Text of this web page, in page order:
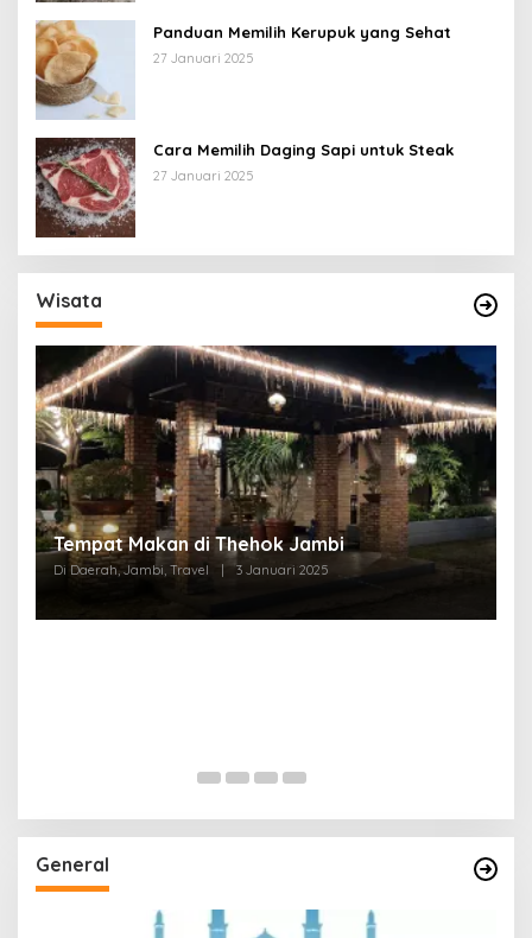
Panduan Memilih Kerupuk yang Sehat
27 Januari 2025
Cara Memilih Daging Sapi untuk Steak
27 Januari 2025
Wisata
Tempat Makan di Thehok Jambi
Di Daerah, Jambi, Travel | 3 Januari 2025
General